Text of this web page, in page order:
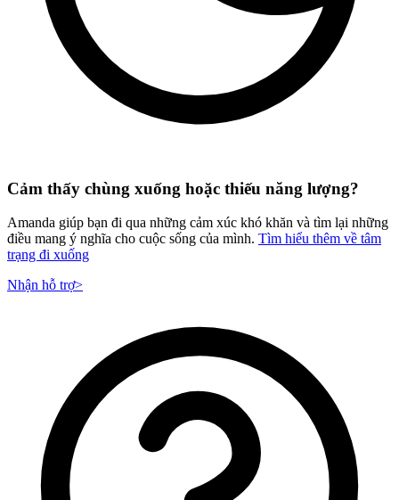
Cảm thấy chùng xuống hoặc thiếu năng lượng?
Amanda giúp bạn đi qua những cảm xúc khó khăn và tìm lại những
điều mang ý nghĩa cho cuộc sống của mình. Tìm hiểu thêm về tâm
trạng đi xuống
Nhận hỗ trợ>